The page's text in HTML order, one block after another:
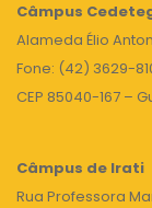
Câmpus
Alameda Élio
Fone: (42) 3629-
CEP 85040-167 –
Câmpus de Irati
Rua Professora